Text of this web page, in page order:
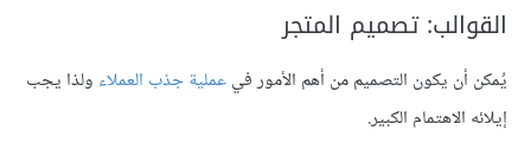
القوالب: تصميم المتجر
يُمكن أن يكون التصميم من أهم الأمور فيعملية جذب العملاء ولذا يجب
إيلائه الاهتمام الكبير.